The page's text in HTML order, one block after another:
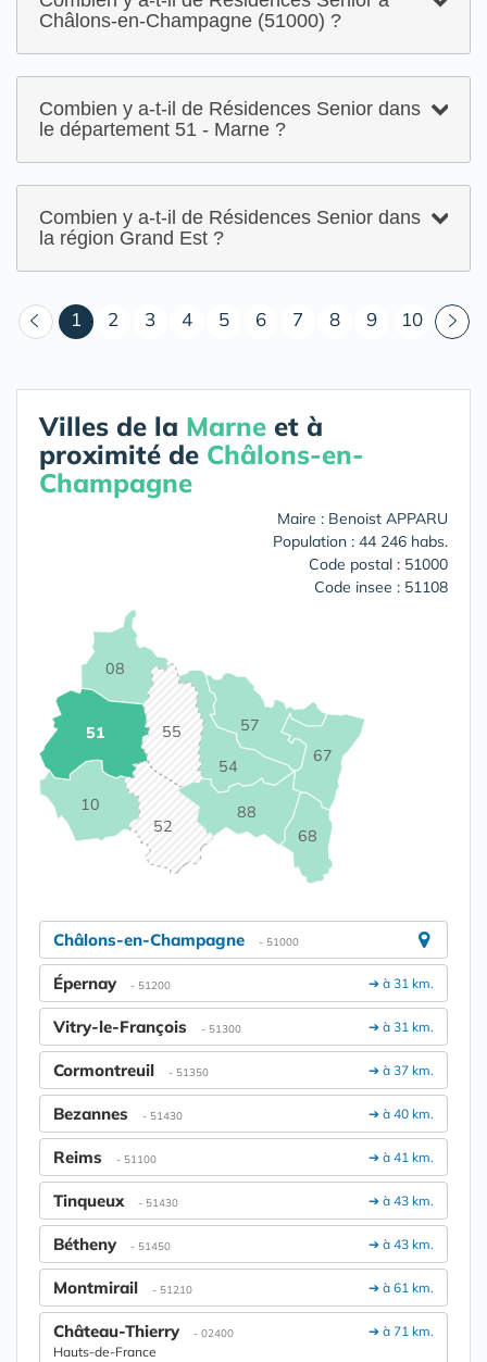
Châlons-en-Champagne (51000) ?
Combien y a-t-il de Résidences Senior dans
le département 51 - Marne ?
Combien y a-t-il de Résidences Senior dans
la région Grand Est ?
1 (courant)
2 3 4 5 6 7 8 9 10
Villes de la Marne et à
proximité de Châlons-en-
Champagne
Maire : Benoist APPARU
Population : 44 246 habs.
Code postal : 51000
Code insee : 51108
08
10
51
52
54
55 57
67
68
88
Châlons-en-Champagne - 51000
➔ à 31 km.
Épernay - 51200
➔ à 31 km.
Vitry-le-François - 51300
➔ à 37 km.
Cormontreuil - 51350
➔ à 40 km.
Bezannes - 51430
➔ à 41 km.
Reims - 51100
➔ à 43 km.
Tinqueux - 51430
➔ à 43 km.
Bétheny - 51450
➔ à 61 km.
Montmirail - 51210
➔ à 71 km.
Château-Thierry - 02400
Hauts-de-France